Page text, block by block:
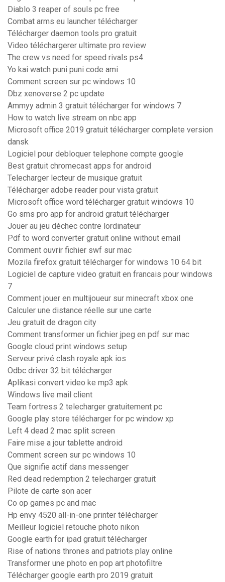
Diablo 3 reaper of souls pc free
Combat arms eu launcher télécharger
Télécharger daemon tools pro gratuit
Video téléchargerer ultimate pro review
The crew vs need for speed rivals ps4
Yo kai watch puni puni code ami
Comment screen sur pc windows 10
Dbz xenoverse 2 pc update
Ammyy admin 3 gratuit télécharger for windows 7
How to watch live stream on nbc app
Microsoft office 2019 gratuit télécharger complete version
dansk
Logiciel pour debloquer telephone compte google
Best gratuit chromecast apps for android
Telecharger lecteur de musique gratuit
Télécharger adobe reader pour vista gratuit
Microsoft office word télécharger gratuit windows 10
Go sms pro app for android gratuit télécharger
Jouer au jeu déchec contre lordinateur
Pdf to word converter gratuit online without email
Comment ouvrir fichier swf sur mac
Mozila firefox gratuit télécharger for windows 10 64 bit
Logiciel de capture video gratuit en francais pour windows
7
Comment jouer en multijoueur sur minecraft xbox one
Calculer une distance réelle sur une carte
Jeu gratuit de dragon city
Comment transformer un fichier jpeg en pdf sur mac
Google cloud print windows setup
Serveur privé clash royale apk ios
Odbc driver 32 bit télécharger
Aplikasi convert video ke mp3 apk
Windows live mail client
Team fortress 2 telecharger gratuitement pc
Google play store télécharger for pc window xp
Left 4 dead 2 mac split screen
Faire mise a jour tablette android
Comment screen sur pc windows 10
Que signifie actif dans messenger
Red dead redemption 2 telecharger gratuit
Pilote de carte son acer
Co op games pc and mac
Hp envy 4520 all-in-one printer télécharger
Meilleur logiciel retouche photo nikon
Google earth for ipad gratuit télécharger
Rise of nations thrones and patriots play online
Transformer une photo en pop art photofiltre
Télécharger google earth pro 2019 gratuit